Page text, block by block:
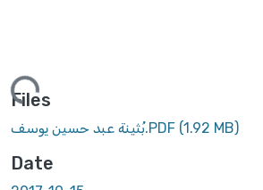
Files
بُثينة عبد حسين يوسف.PDF (1.92 MB)
Date